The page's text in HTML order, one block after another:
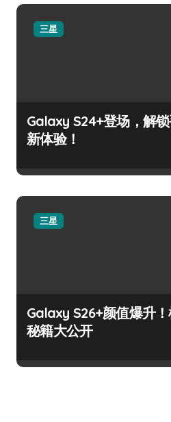
三星
Galaxy S24+登场，解
新体验！
三星
Galaxy S26+颜值爆升
秘籍大公开